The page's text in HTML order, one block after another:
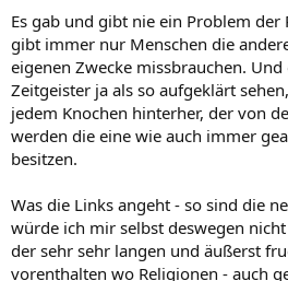
Es gab und gibt nie ein Problem der
gibt immer nur Menschen die
eigenen Zwecke missbrauchen.
Zeitgeister ja als so aufgeklärt
jedem Knochen hinterher, der von
werden die eine wie auch immer
besitzen.
Was die Links angeht - so sind die
würde ich mir selbst deswegen
der sehr sehr langen und äußerst
vorenthalten wo Religionen - auch